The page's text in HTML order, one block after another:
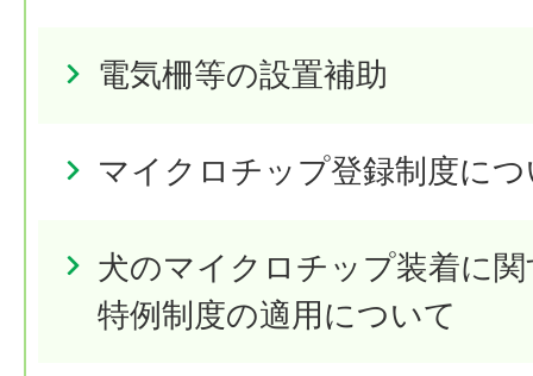
電気柵等の設置補助
マイクロチップ登録制度に
犬のマイクロチップ装着に
特例制度の適用について